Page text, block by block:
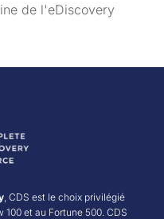
de l'eDiscovery
, CDS est le choix privilégié
100 et au Fortune 500. CDS